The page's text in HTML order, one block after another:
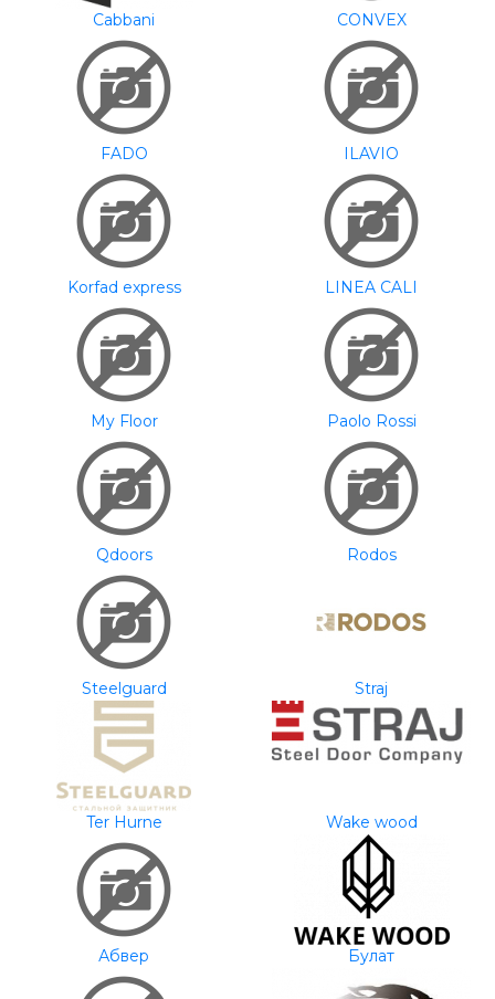
Cabbani CONVEX
FADO ILAVIO
Korfad express LINEA CALI
My Floor Paolo Rossi
Qdoors Rodos
Steelguard Straj
Ter Hurne Wake wood
Абвер Булат